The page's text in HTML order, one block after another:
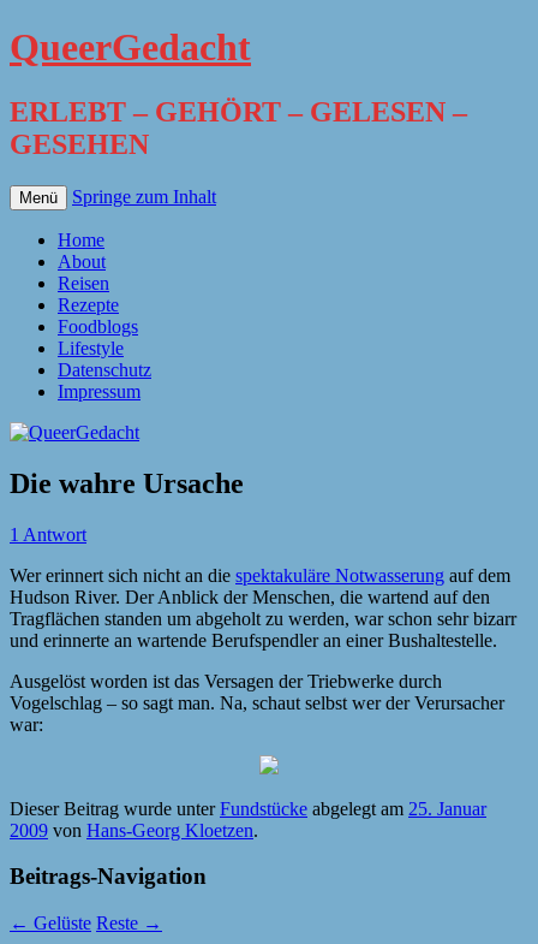
QueerGedacht
ERLEBT – GEHÖRT – GELESEN –
GESEHEN
Menü Springe zum Inhalt
Home
About
Reisen
Rezepte
Foodblogs
Lifestyle
Datenschutz
Impressum
Die wahre Ursache
1 Antwort
Wer erinnert sich nicht an die spektakuläre Notwasserung auf dem
Hudson River. Der Anblick der Menschen, die wartend auf den
Tragflächen standen um abgeholt zu werden, war schon sehr bizarr
und erinnerte an wartende Berufspendler an einer Bushaltestelle.
Ausgelöst worden ist das Versagen der Triebwerke durch
Vogelschlag – so sagt man. Na, schaut selbst wer der Verursacher
war:
Dieser Beitrag wurde unterFundstücke abgelegt am 25. Januar
2009 von Hans-Georg Kloetzen.
Beitrags-Navigation
← Gelüste Reste →